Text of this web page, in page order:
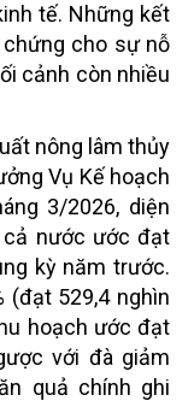
tế. Những kết
cho sự nỗ
cảnh còn nhiều
nông lâm thủy
Vụ Kế hoạch
3/2026, diện
cả nước ước đạt
kỳ năm trước.
(đạt 529,4 nghìn
hoạch ước đạt
với đà giảm
quả chính ghi